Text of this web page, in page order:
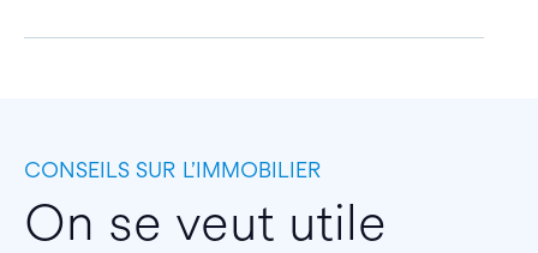
CONSEILS SUR L’IMMOBILIER
On se veut utile